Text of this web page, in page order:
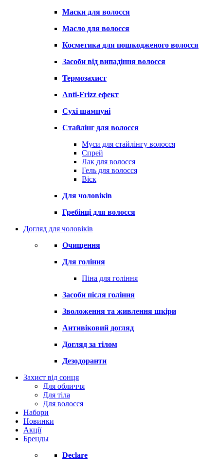
Маски для волосся
Масло для волосся
Косметика для пошкодженого волосся
Засоби від випадіння волосся
Термозахист
Anti-Frizz ефект
Сухі шампуні
Стайлінг для волосся
Муси для стайлінгу волосся
Спрей
Лак для волосся
Гель для волосся
Віск
Для чоловіків
Гребінці для волосся
Догляд для чоловіків
Очищення
Для гоління
Піна для гоління
Засоби після гоління
Зволоження та живлення шкіри
Антивіковий догляд
Догляд за тілом
Дезодоранти
Захист від сонця
Для обличчя
Для тіла
Для волосся
Набори
Новинки
Акції
Бренды
Declare